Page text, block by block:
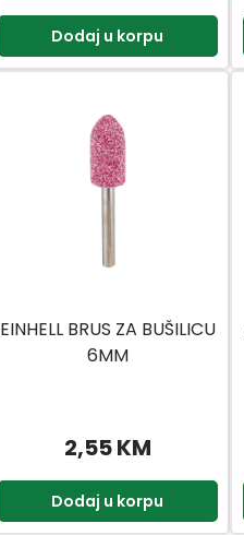
Dodaj u korpu
EINHELL BRUS ZA BUŠILICU
6MM
2,55 KM
Dodaj u korpu